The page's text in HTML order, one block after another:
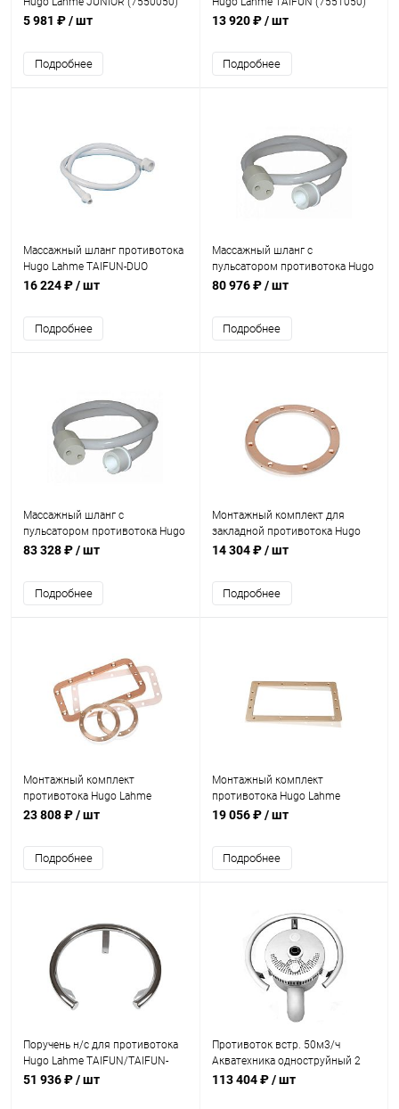
5 981 ₽/ шт
Подробнее
13 920 ₽/ шт
Подробнее
Массажный шланг противотока
Hugo Lahme TAIFUN-DUO
(7552050)
16 224 ₽/ шт
Подробнее
Массажный шланг с
пульсатором противотока Hugo
Lahme TAIFUN (8551050)
80 976 ₽/ шт
Подробнее
Массажный шланг с
пульсатором противотока Hugo
Lahme TAIFUN-DUO (8552050)
83 328 ₽/ шт
Подробнее
Монтажный комплект для
закладной противотока Hugo
Lahme TAIFUN (универсал)
14 304 ₽/ шт
Подробнее
Монтажный комплект
противотока Hugo Lahme
Evolution (универсал) (8350150)
23 808 ₽/ шт
Подробнее
Монтажный комплект
противотока Hugo Lahme
JUNIOR (универсал) (8080050)
19 056 ₽/ шт
Подробнее
Поручень н/с для противотока
Hugo Lahme TAIFUN/TAIFUN-
DUO (7991020)
51 936 ₽/ шт
Противоток встр. 50м3/ч
Акватехника одноструйный 2
1/2" НР (универсал) (AT15.01)
113 404 ₽/ шт